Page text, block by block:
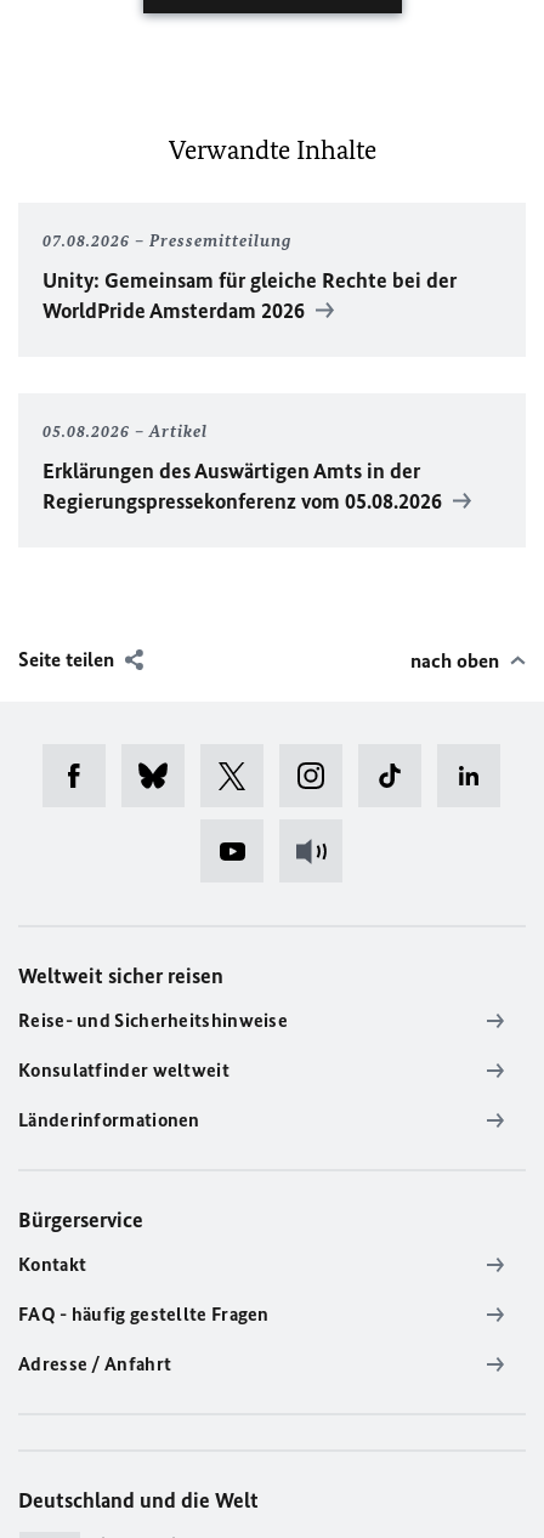
Verwandte Inhalte
07.08.2026 Pressemitteilung
Unity: Gemeinsam für gleiche Rechte bei der
WorldPrideAmsterdam 2026
05.08.2026 Artikel
Erklärungen des Auswärtigen Amts in der
Regierungspressekonferenz vom 05.08.2026
Seite teilen nach oben
Weltweit sicher reisen
Reise- und Sicherheitshinweise
Konsulatfinder weltweit
Länderinformationen
Bürgerservice
Kontakt
FAQ - häufig gestellte Fragen
Adresse / Anfahrt
Deutschland und die Welt